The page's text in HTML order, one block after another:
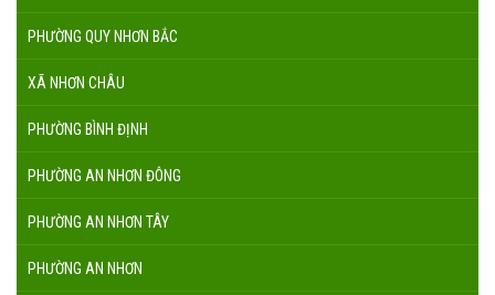
PHƯỜNG QUY NHƠN BẮC
XÃ NHƠN CHÂU
PHƯỜNG BÌNH ĐỊNH
PHƯỜNG AN NHƠN ĐÔNG
PHƯỜNG AN NHƠN TÂY
PHƯỜNG AN NHƠN